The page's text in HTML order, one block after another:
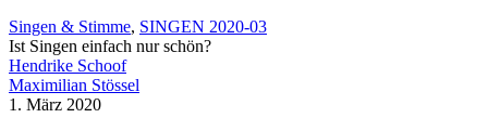
Singen & Stimme, SINGEN 2020-03
Ist Singen einfach nur schön?
Hendrike Schoof
Maximilian Stössel
1. März 2020